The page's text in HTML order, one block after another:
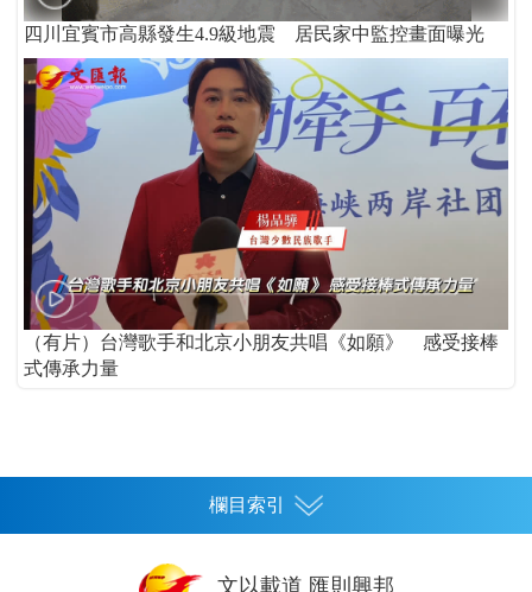
四川宜賓市高縣發生4.9級地震 居民家中監控畫面曝光
（有片）台灣歌手和北京小朋友共唱《如願》 感受接棒
式傳承力量
欄目索引
文以載道 匯則興邦